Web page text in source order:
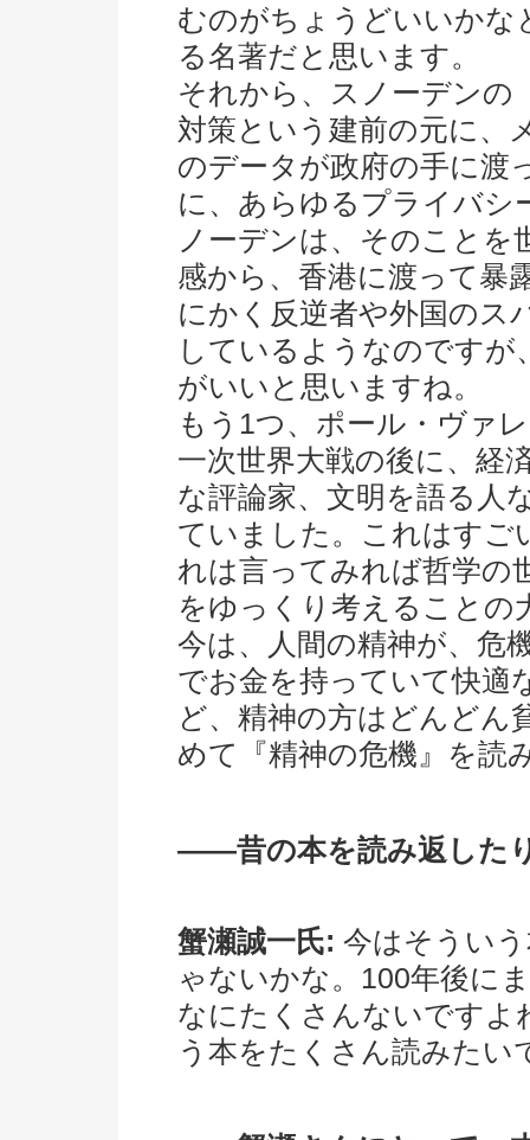
むのがちょうどいいかな
る名著だと思います。
それから、スノーデンの
対策という建前の元に、
のデータが政府の手に渡
に、あらゆるプライバシ
ノーデンは、そのことを
感から、香港に渡って暴
にかく反逆者や外国のス
しているようなのですが
がいいと思いますね。
もう1つ、ポール・ヴァ
一次世界大戦の後に、経
な評論家、文明を語る人
ていました。これはすご
れは言ってみれば哲学の
をゆっくり考えることの
今は、人間の精神が、危
でお金を持っていて快適
ど、精神の方はどんどん
めて『精神の危機』を読
――昔の本を読み返した
蟹瀬誠一氏: 今はそうい
ゃないかな。100年後に
なにたくさんないですよ
う本をたくさん読みたい